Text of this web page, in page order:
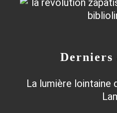
Derniers
La lumière lointaine